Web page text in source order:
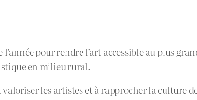
pour rendre l’art accessible au plus
en milieu rural.
les artistes et à rapprocher la culture